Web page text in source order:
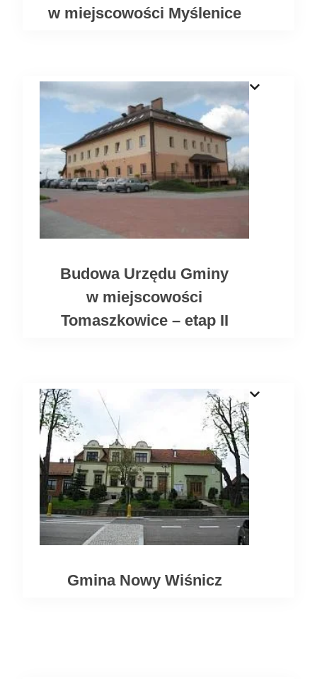
w miejscowości Myślenice
Budowa Urzędu Gminy
w miejscowości
Tomaszkowice – etap II
Gmina Nowy Wiśnicz